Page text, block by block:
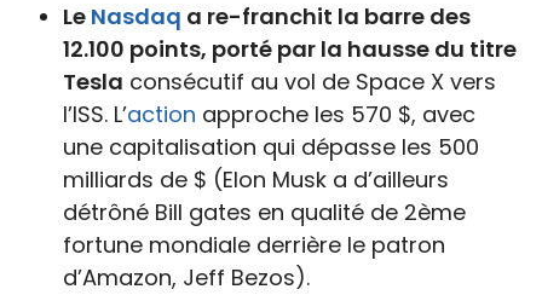
Le Nasdaq a re-franchit la barre des
12.100 points, porté par la hausse du titre
Tesla consécutif au vol de Space X vers
l’ISS. L’action approche les 570 $, avec
une capitalisation qui dépasse les 500
milliards de $ (Elon Musk a d’ailleurs
détrôné Bill gates en qualité de 2ème
fortune mondiale derrière le patron
d’Amazon, Jeff Bezos).